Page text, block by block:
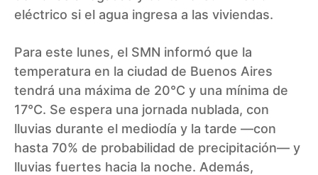
eléctrico si el agua ingresa a las viviendas.
Para este lunes, el SMN informó que la
temperatura en la ciudad de Buenos Aires
tendrá una máxima de 20°C y una mínima de
17°C. Se espera una jornada nublada, con
lluvias durante el mediodía y la tarde —con
hasta 70% de probabilidad de precipitación— y
lluvias fuertes hacia la noche. Además,